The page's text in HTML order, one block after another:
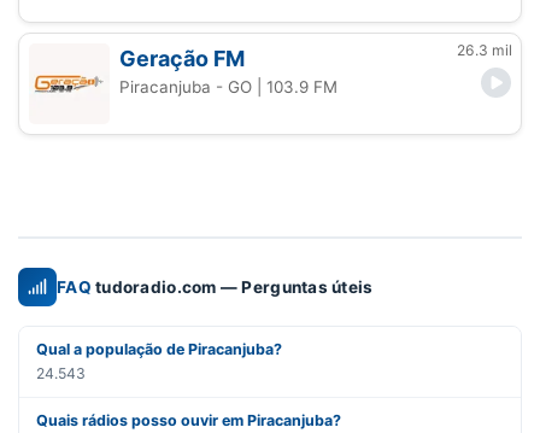
Geração FM 26.3 mil
Piracanjuba - GO | 103.9 FM
FAQ tudoradio.com — Perguntas úteis
Qual a população de Piracanjuba?
24.543
Quais rádios posso ouvir em Piracanjuba?